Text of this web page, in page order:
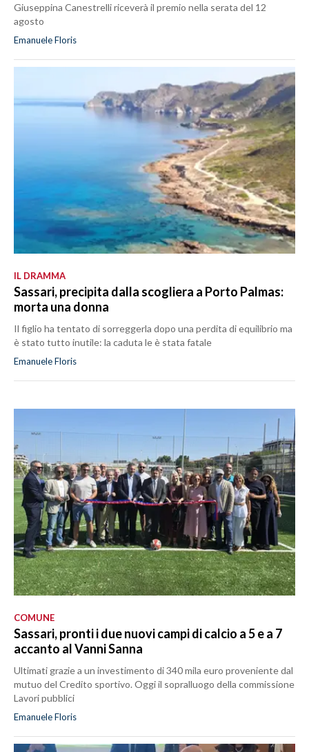
Giuseppina Canestrelli riceverà il premio nella serata del 12
agosto
Emanuele Floris
IL DRAMMA
Sassari, precipita dalla scogliera a Porto Palmas:
morta una donna
Il figlio ha tentato di sorreggerla dopo una perdita di equilibrio ma
è stato tutto inutile: la caduta le è stata fatale
Emanuele Floris
COMUNE
Sassari, pronti i due nuovi campi di calcio a 5 e a 7
accanto al Vanni Sanna
Ultimati grazie a un investimento di 340 mila euro proveniente dal
mutuo del Credito sportivo. Oggi il sopralluogo della commissione
Lavori pubblici
Emanuele Floris